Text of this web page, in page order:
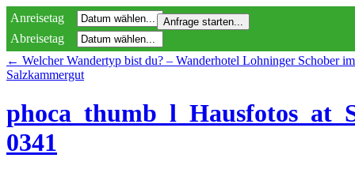
Anreisetag
Abreisetag
← Welcher Wandertyp bist du? – Wanderhotel Lohninger Schober im
Salzkammergut
0341